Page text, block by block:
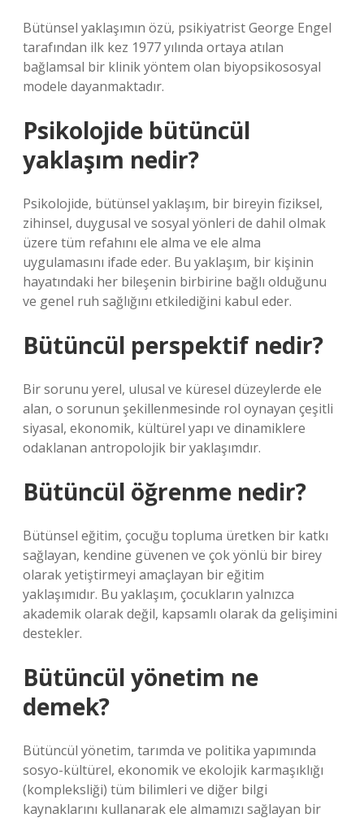
Bütünsel yaklaşımın özü, psikiyatrist George Engel
tarafından ilk kez 1977 yılında ortaya atılan
bağlamsal bir klinik yöntem olan biyopsikososyal
modele dayanmaktadır.
Psikolojide bütüncül
yaklaşım nedir?
Psikolojide, bütünsel yaklaşım, bir bireyin fiziksel,
zihinsel, duygusal ve sosyal yönleri de dahil olmak
üzere tüm refahını ele alma ve ele alma
uygulamasını ifade eder. Bu yaklaşım, bir kişinin
hayatındaki her bileşenin birbirine bağlı olduğunu
ve genel ruh sağlığını etkilediğini kabul eder.
Bütüncül perspektif nedir?
Bir sorunu yerel, ulusal ve küresel düzeylerde ele
alan, o sorunun şekillenmesinde rol oynayan çeşitli
siyasal, ekonomik, kültürel yapı ve dinamiklere
odaklanan antropolojik bir yaklaşımdır.
Bütüncül öğrenme nedir?
Bütünsel eğitim, çocuğu topluma üretken bir katkı
sağlayan, kendine güvenen ve çok yönlü bir birey
olarak yetiştirmeyi amaçlayan bir eğitim
yaklaşımıdır. Bu yaklaşım, çocukların yalnızca
akademik olarak değil, kapsamlı olarak da gelişimini
destekler.
Bütüncül yönetim ne
demek?
Bütüncül yönetim, tarımda ve politika yapımında
sosyo-kültürel, ekonomik ve ekolojik karmaşıklığı
(kompleksliği) tüm bilimleri ve diğer bilgi
kaynaklarını kullanarak ele almamızı sağlayan bir